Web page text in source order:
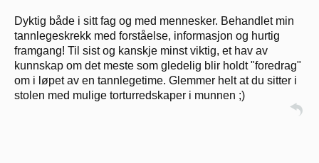
Dyktig både i sitt fag og med mennesker. Behandlet min
tannlegeskrekk med forståelse, informasjon og hurtig
framgang! Til sist og kanskje minst viktig, et hav av
kunnskap om det meste som gledelig blir holdt "foredrag"
om i løpet av en tannlegetime. Glemmer helt at du sitter i
stolen med mulige torturredskaper i munnen ;)